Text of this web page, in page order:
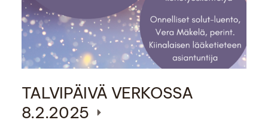
TALVIPÄIVÄ VERKOSSA
8.2.2025